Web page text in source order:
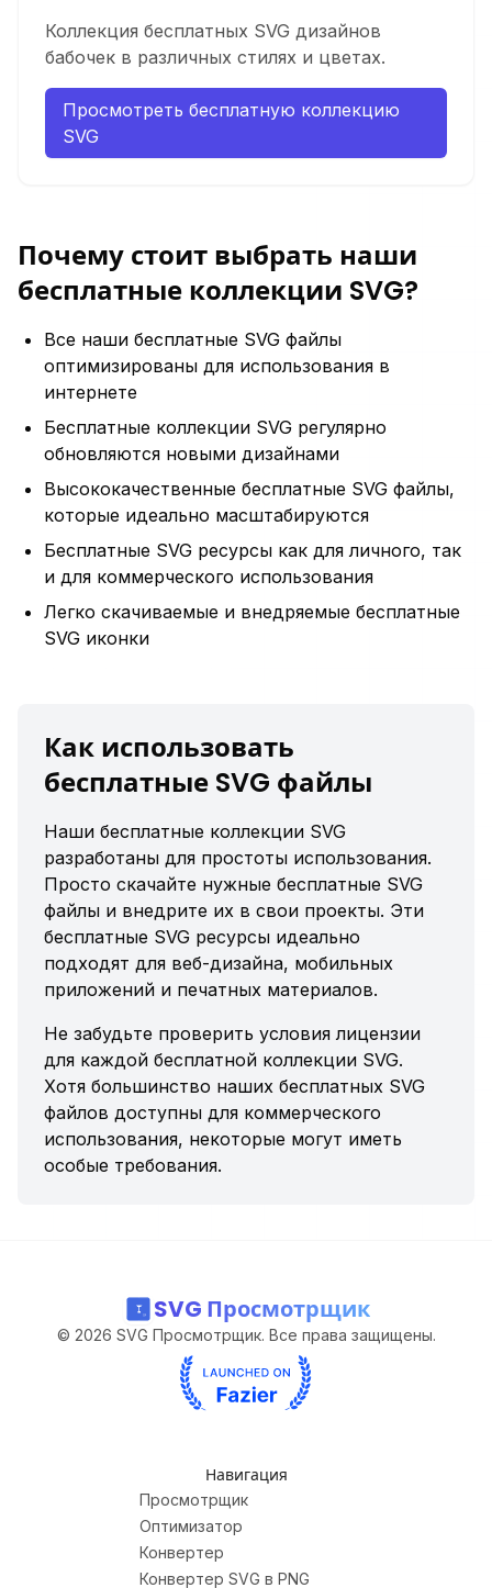
Коллекция бесплатных SVG дизайнов
бабочек в различных стилях и цветах.
Просмотреть бесплатную коллекцию
SVG
Почему стоит выбрать наши
бесплатные коллекции SVG?
Все наши бесплатные SVG файлы
оптимизированы для использования в
интернете
Бесплатные коллекции SVG регулярно
обновляются новыми дизайнами
Высококачественные бесплатные SVG файлы,
которые идеально масштабируются
Бесплатные SVG ресурсы как для личного, так
и для коммерческого использования
Легко скачиваемые и внедряемые бесплатные
SVG иконки
Как использовать
бесплатные SVG файлы
Наши бесплатные коллекции SVG
разработаны для простоты использования.
Просто скачайте нужные бесплатные SVG
файлы и внедрите их в свои проекты. Эти
бесплатные SVG ресурсы идеально
подходят для веб-дизайна, мобильных
приложений и печатных материалов.
Не забудьте проверить условия лицензии
для каждой бесплатной коллекции SVG.
Хотя большинство наших бесплатных SVG
файлов доступны для коммерческого
использования, некоторые могут иметь
особые требования.
SVG Просмотрщик
© 2026 SVG Просмотрщик. Все права защищены.
Навигация
Просмотрщик
Оптимизатор
Конвертер
Конвертер SVG в PNG